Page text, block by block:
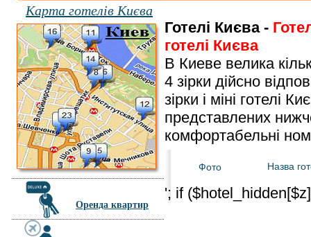
Карта готелів Києва
Оренда квартир
Готелі Києва-
готелі Києва
В Киеве велика
4 зірки дійсно
зірки і міні готелі
представлених
комфортабельні
Фото Назва
'; if